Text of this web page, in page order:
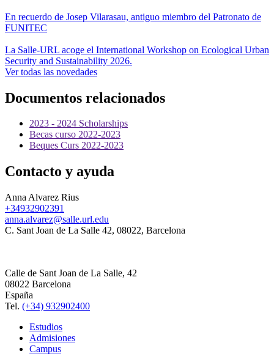
En recuerdo de Josep Vilarasau, antiguo miembro del Patronato de
FUNITEC
La Salle-URL acoge el International Workshop on Ecological Urban
Security and Sustainability 2026.
Ver todas las novedades
Documentos relacionados
2023 - 2024 Scholarships
Becas curso 2022-2023
Beques Curs 2022-2023
Contacto y ayuda
Anna Alvarez Rius
+34932902391
anna.alvarez@salle.url.edu
C. Sant Joan de La Salle 42, 08022, Barcelona
Calle de Sant Joan de La Salle, 42
08022 Barcelona
España
Tel. (+34) 932902400
Estudios
Admisiones
Campus